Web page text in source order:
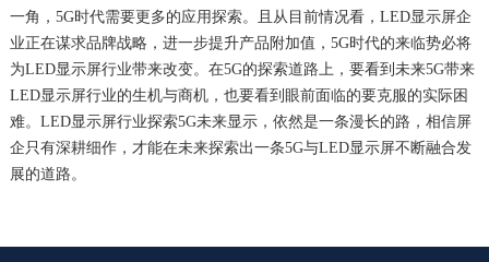
一角，5G时代需要更多的应用探索。且从目前情况看，LED显示屏企
业正在谋求品牌战略，进一步提升产品附加值，5G时代的来临势必将
为LED显示屏行业带来改变。在5G的探索道路上，要看到未来5G带来
LED显示屏行业的生机与商机，也要看到眼前面临的要克服的实际困
难。LED显示屏行业探索5G未来显示，依然是一条漫长的路，相信屏
企只有深耕细作，才能在未来探索出一条5G与LED显示屏不断融合发
展的道路。